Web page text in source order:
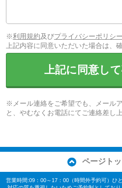
※利用規約及びプライバシーポリシー
上記内容に同意いただいた場合は、
上記に同意し
※メール連絡をご希望でも、メール
と、やむなくお電話にてご連絡差し
ページト
営業時間:09：00～17：00（時間外予約可）ひ